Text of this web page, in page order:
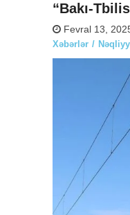
“Bakı-
Fevral 13,
Xəbərlər